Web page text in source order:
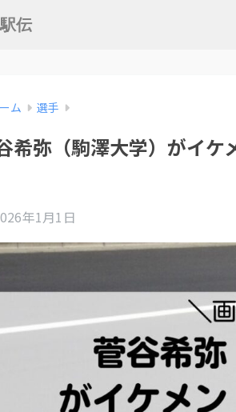
伝
ム 選手
希弥（駒澤大学）がイ
年1月1日